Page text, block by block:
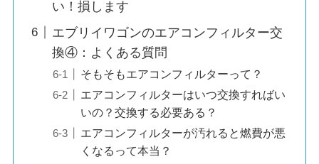
い！損します
エブリイワゴンのエアコンフィルター交
換④：よくある質問
そもそもエアコンフィルターって？
エアコンフィルターはいつ交換すればい
いの？交換する必要ある？
エアコンフィルターが汚れると燃費が悪
くなるって本当？